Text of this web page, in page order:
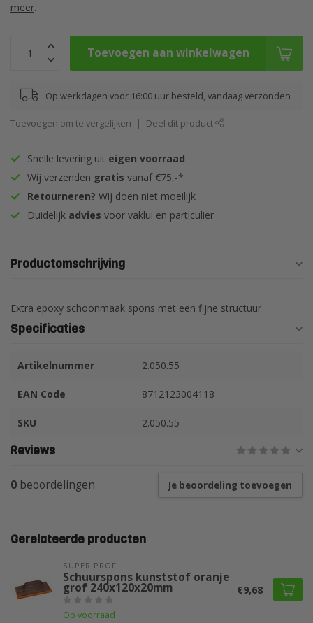
meer.
Toevoegen aan winkelwagen
Op werkdagen voor 16:00 uur besteld, vandaag verzonden
Toevoegen om te vergelijken Deel dit product
Snelle levering uit eigen voorraad
Wij verzenden gratis vanaf €75,-*
Retourneren? Wij doen niet moeilijk
Duidelijk advies voor vaklui en particulier
Productomschrijving
Extra epoxy schoonmaak spons met een fijne structuur
Specificaties
Artikelnummer 2.050.55
EAN Code 8712123004118
SKU 2.050.55
Reviews
0 beoordelingen Je beoordeling toevoegen
Gerelateerde producten
SUPER PROF
Schuurspons kunststof oranje
grof 240x120x20mm
Op voorraad
€9,68